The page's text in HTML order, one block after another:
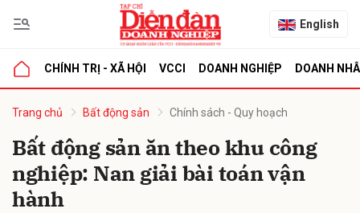
English
CHÍNH TRỊ - XÃ HỘI VCCI DOANH NGHIỆP DOANH
Trang chủ Bất động sản Chính sách - Quy hoạch
Bất động sản ăn theo khu công
nghiệp: Nan giải bài toán vận
hành
luận